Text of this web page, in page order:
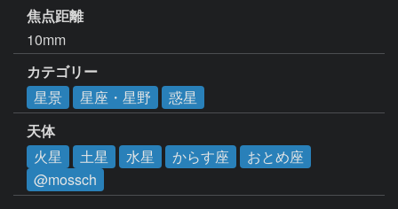
焦点距離
10mm
カテゴリー
星景
星座・星野
惑星
天体
火星
土星 水星 からす座
おとめ座
@mossch